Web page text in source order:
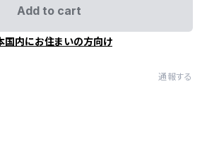
Add to cart
国内にお住まいの方向け
通報する